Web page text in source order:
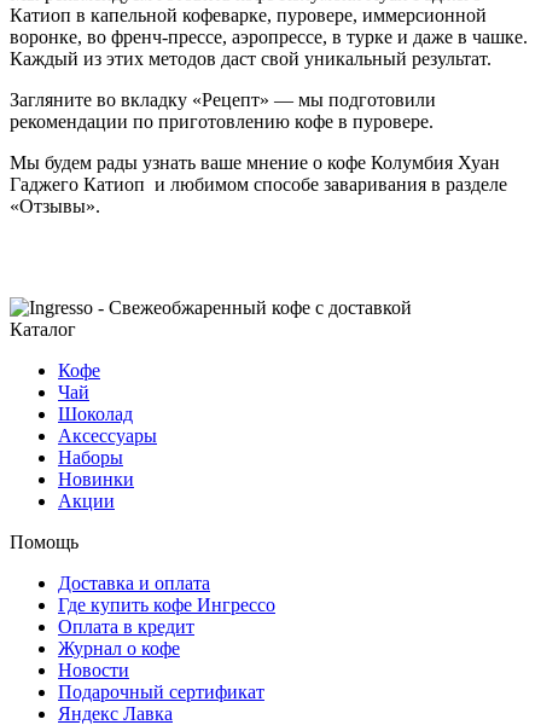
Катиоп в капельной кофеварке, пуровере, иммерсионной
воронке, во френч-прессе, аэропрессе, в турке и даже в чашке.
Каждый из этих методов даст свой уникальный результат.
Загляните во вкладку «Рецепт» — мы подготовили
рекомендации по приготовлению кофе в пуровере.
Мы будем рады узнать ваше мнение о кофе Колумбия Хуан
Гаджего Катиоп и любимом способе заваривания в разделе
«Отзывы».
Каталог
Кофе
Чай
Шоколад
Аксессуары
Наборы
Новинки
Акции
Помощь
Доставка и оплата
Где купить кофе Ингрессо
Оплата в кредит
Журнал о кофе
Новости
Подарочный сертификат
Яндекс Лавка